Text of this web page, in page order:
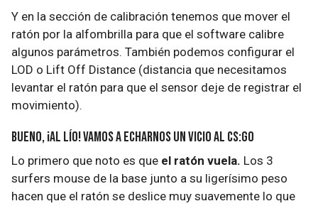
Y en la sección de calibración tenemos que mover el
ratón por la alfombrilla para que el software calibre
algunos parámetros. También podemos configurar el
LOD o Lift Off Distance (distancia que necesitamos
levantar el ratón para que el sensor deje de registrar el
movimiento).
Bueno, ¡al lío! Vamos a echarnos un vicio al CS:GO
Lo primero que noto es que el ratón vuela. Los 3
surfers mouse de la base junto a su ligerísimo peso
hacen que el ratón se deslice muy suavemente lo que